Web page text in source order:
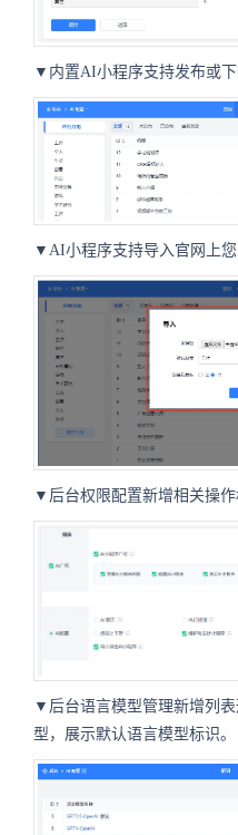
▼内置AI小程序支持发布或
▼AI小程序支持导入官网上
▼后台权限配置新增相关操作
▼后台语言模型管理新增列
型，展示默认语言模型标识。